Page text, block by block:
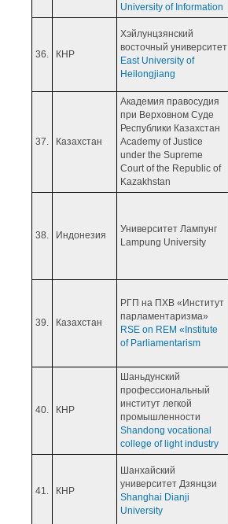
University of Information
36. КНР
Хэйлунцзянский
восточный университет
East University of
Heilongjiang
37. Казахстан
Академия правосудия
при Верховном Суде
Республики Казахстан
Academy of Justice
under the Supreme
Court of the Republic of
Kazakhstan
38. Индонезия
Университет Лампунг
Lampung University
39. Казахстан
РГП на ПХВ «Институт
парламентаризма»
RSE on REM «Institute
of Parliamentarism
40. КНР
Шаньдунский
профессиональный
институт легкой
промышленности
Shandong vocational
college of light industry
41. КНР
Шанхайский
университет Дзянцзи
Shanghai Dianji
University